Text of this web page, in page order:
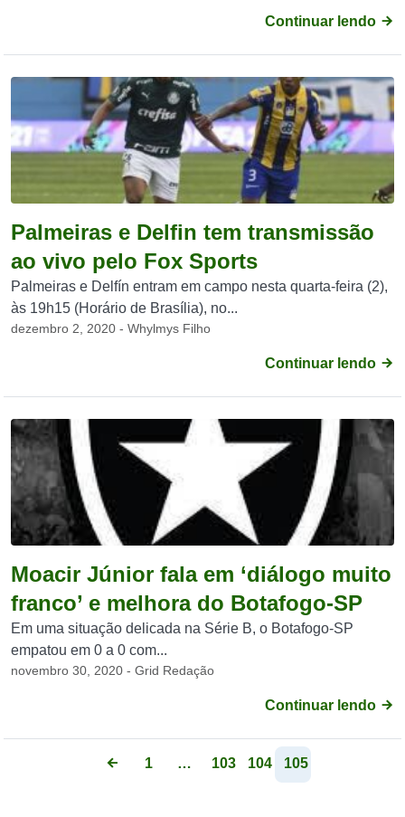
Continuar lendo
Palmeiras e Delfin tem transmissão
ao vivo pelo Fox Sports
Palmeiras e Delfín entram em campo nesta quarta-feira (2),
às 19h15 (Horário de Brasília), no...
dezembro 2, 2020 - Whylmys Filho
Continuar lendo
Moacir Júnior fala em ‘diálogo muito
franco’ e melhora do Botafogo-SP
Em uma situação delicada na Série B, o Botafogo-SP
empatou em 0 a 0 com...
novembro 30, 2020 - Grid Redação
Continuar lendo
1 … 103 104 105